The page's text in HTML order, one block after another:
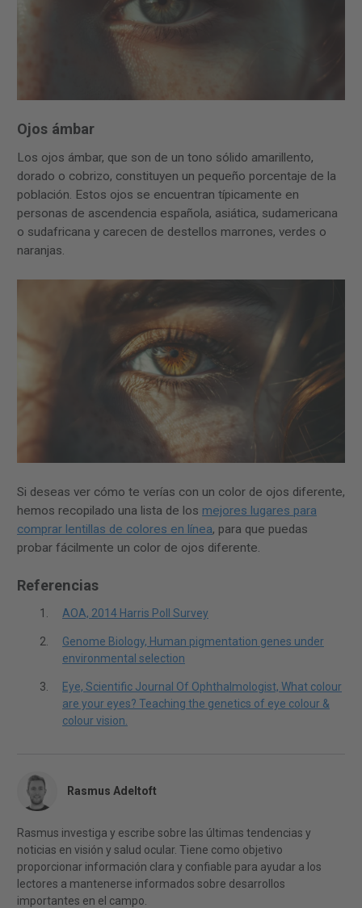
Ojos ámbar
Los ojos ámbar, que son de un tono sólido amarillento,
dorado o cobrizo, constituyen un pequeño porcentaje de la
población. Estos ojos se encuentran típicamente en
personas de ascendencia española, asiática, sudamericana
o sudafricana y carecen de destellos marrones, verdes o
naranjas.
Si deseas ver cómo te verías con un color de ojos diferente,
hemos recopilado una lista de los mejores lugares para
comprar lentillas de colores en línea, para que puedas
probar fácilmente un color de ojos diferente.
Referencias
AOA, 2014 Harris Poll Survey
Genome Biology, Human pigmentation genes under
environmental selection
Eye, Scientific Journal Of Ophthalmologist, What colour
are your eyes? Teaching the genetics of eye colour &
colour vision.
Rasmus Adeltoft
Rasmus investiga y escribe sobre las últimas tendencias y
noticias en visión y salud ocular. Tiene como objetivo
proporcionar información clara y confiable para ayudar a los
lectores a mantenerse informados sobre desarrollos
importantes en el campo.